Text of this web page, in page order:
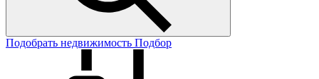
Подобрать недвижимость Подбор